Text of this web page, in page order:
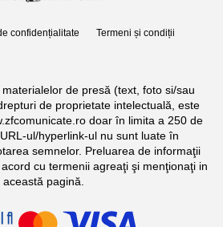
confidențialitate Termeni și condiții
de presă (text, foto si/sau
de proprietate intelectuală, este
doar în limita a 250 de
ul/hyperlink-ul nu sunt luate în
semnelor. Preluarea de informaţii
cu termenii agreaţi şi menţionaţi in
această pagină.